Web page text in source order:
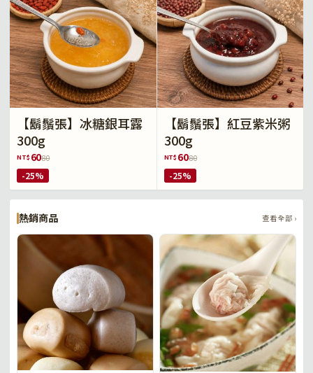
【鬍鬚張】冰糖銀耳露
300g
NT$ 6080
-25%
【鬍鬚張】紅豆紫米粥
300g
NT$ 6080
-25%
熱銷商品 查看全部 ›